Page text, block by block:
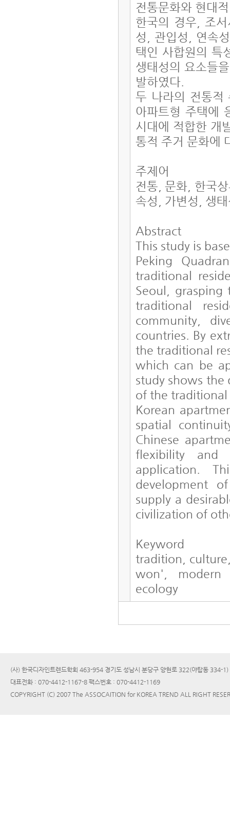
전통문화와 현대
한국의 경우, 조
성, 관입성, 연속
택인 사합원의 특
생태성의 요소들
발하였다.
두 나라의 전통적
아파트형 주택에
시대에 적합한 개
통적 주거 문화에
주제어
전통, 문화, 한국
속성, 가변성, 생
Abstract
This study is
Peking
traditional
Seoul,
traditional
community,
countries. By
the traditional
which can be
study shows the
of the
Korean
spatial
Chinese
flexibility and
application.
development
supply a
civilization of
Keyword
tradition,
won', modern
ecology
(사) 한국디자인트렌드학회 463-954 경기도 성남시 분당구 양현로 322(야탑동 334-
대표전화 : 070-4412-1167-8 팩스번호 : 070-4412-1169
COPYRIGHT (C) 2007 The ASSOCAITION for KOREA TREND ALL RIGHT